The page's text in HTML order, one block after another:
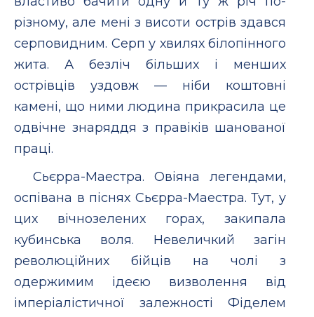
рiзному, але менi з висоти острiв здався
серповидним. Серп у хвилях бiлопiнного
жита. А безлiч бiльших i менших
острiвцiв уздовж — нiби коштовнi
каменi, що ними людина прикрасила це
одвiчне знаряддя з правiкiв шанованої
працi.
Сьєрра-Маестра. Овiяна легендами,
оспiвана в пiснях Сьєрра-Маестра. Тут, у
цих вiчнозелених горах, закипала
кубинська воля. Невеличкий загiн
революцiйних бiйцiв на чолi з
одержимим iдеєю визволення вiд
iмперiалiстичної залежностi Фiделем